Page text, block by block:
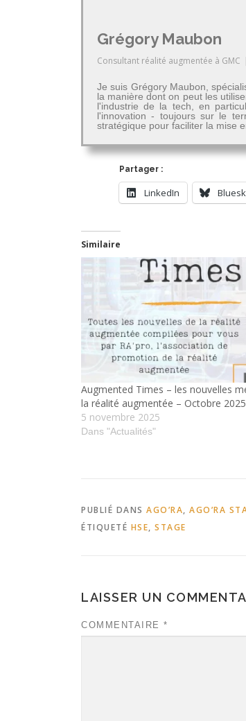
Grégory Maubon
Consultant réalité augmentée à GMC
Je suis Grégory Maubon,
la manière dont on peut les
l'industrie de la tech, en
l'innovation - toujours sur le
stratégique pour faciliter la mise
Partager :
LinkedIn
Similaire
Augmented Times – les nouvelles
la réalité augmentée – Octobre 2025
5 novembre 2025
Dans "Actualités"
PUBLIÉ DANS AGO’RA, AGO’RA
ÉTIQUETÉ HSE, STAGE
LAISSER UN
COMMENTAIRE *